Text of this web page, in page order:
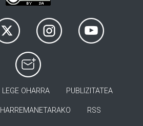
LEGE OHARRA PUBLIZITATEA
HARREMANETARAKO RSS